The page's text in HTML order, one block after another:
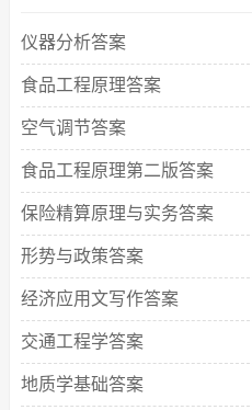
仪器分析答案
食品工程原理答案
空气调节答案
食品工程原理第二版答案
保险精算原理与实务答案
形势与政策答案
经济应用文写作答案
交通工程学答案
地质学基础答案